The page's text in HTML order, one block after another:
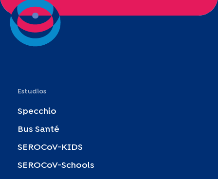
Estudios
Specchio
Bus Santé
SEROCoV-KIDS
SEROCoV-Schools